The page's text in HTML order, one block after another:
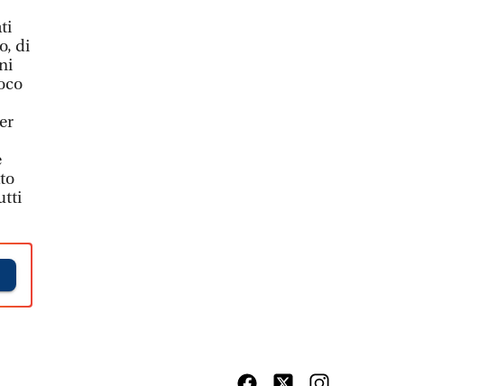
di